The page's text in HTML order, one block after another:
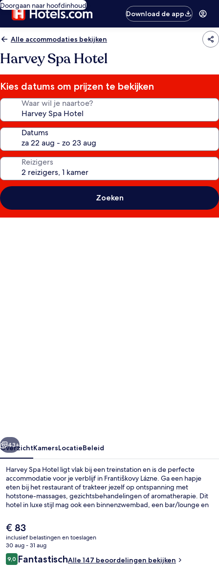
Doorgaan naar hoofdinhoud
Download de app
Alle accommodaties bekijken
Harvey Spa Hotel
Kies datums om prijzen te bekijken
Waar wil je naartoe?
Datums
Reizigers
Zoeken
Volgende
43+
OverzichtKamersLocatieBeleid
Harvey Spa Hotel ligt vlak bij een treinstation en is de perfecte
accommodatie voor je verblijf in Františkovy Lázne. Ga een hapje
eten bij het restaurant of trakteer jezelf op ontspanning met
hotstone-massages, gezichtsbehandelingen of aromatherapie. Dit
hotel in luxe stijl mag ook een binnenzwembad, een bar/lounge en
De
huidige
prijs
is
€ 83
€ 83
inclusief belastingen en toeslagen
30 aug - 31 aug
Beoordelingen
9,09,0 op 10 –
FantastischAlle 147 beoordelingen bekijken